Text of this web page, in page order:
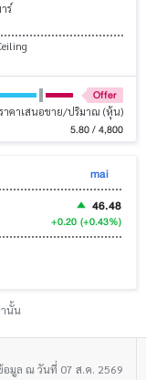
ร์
Offer
ราคาเสนอขาย/ปริมาณ (หุ้น)
5.80 / 4,800
mai
46.48
+0.20 (+0.43%)
นั้น
อมูล ณ วันที่ 07 ส.ค. 2569